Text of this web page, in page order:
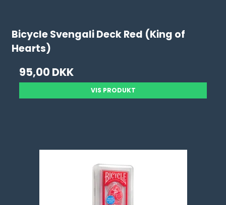
Bicycle Svengali Deck Red (King of
Hearts)
95,00 DKK
VIS PRODUKT